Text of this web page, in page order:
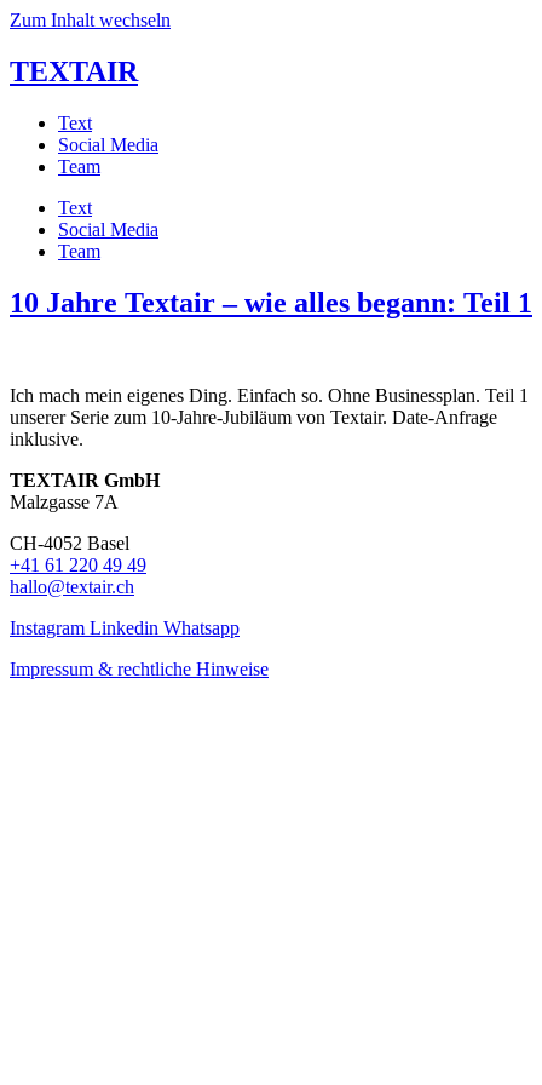
Zum Inhalt wechseln
TEXTAIR
Text
Social Media
Team
Text
Social Media
Team
10 Jahre Textair – wie alles begann: Teil 1
Ich mach mein eigenes Ding. Einfach so. Ohne Businessplan. Teil 1
unserer Serie zum 10-Jahre-Jubiläum von Textair. Date-Anfrage
inklusive.
TEXTAIR GmbH
Malzgasse 7A
CH-4052 Basel
+41 61 220 49 49
hallo@textair.ch
Instagram Linkedin Whatsapp
Impressum & rechtliche Hinweise